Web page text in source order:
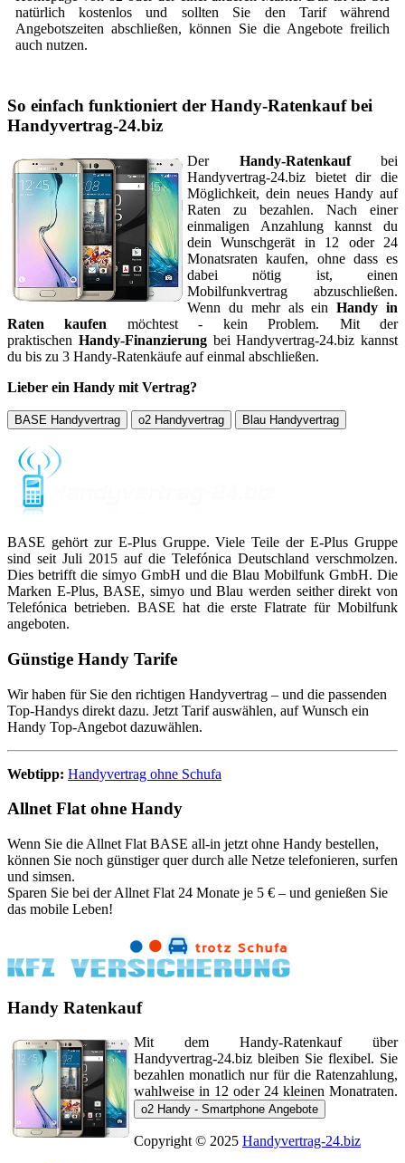
natürlich kostenlos und sollten Sie den Tarif während
Angebotszeiten abschließen, können Sie die Angebote freilich
auch nutzen.
So einfach funktioniert der Handy-Ratenkauf bei
Handyvertrag-24.biz
Der Handy-Ratenkaufbei
Handyvertrag-24.biz bietet dir die
Möglichkeit, dein neues Handy auf
Raten zu bezahlen. Nach einer
einmaligen Anzahlung kannst du
dein Wunschgerät in 12 oder 24
Monatsraten kaufen, ohne dass es
dabei nötig ist, einen
Mobilfunkvertrag abzuschließen.
Wenn du mehr als einHandy in
Raten kaufen möchtest - kein Problem. Mit der
praktischen Handy-Finanzierungbei Handyvertrag-24.biz kannst
du bis zu 3 Handy-Ratenkäufe auf einmal abschließen.
Lieber ein Handy mit Vertrag?
BASE Handyvertrag o2 Handyvertrag Blau Handyvertrag
BASE gehört zur E-Plus Gruppe. Viele Teile der E-Plus Gruppe
sind seit Juli 2015 auf die Telefónica Deutschland verschmolzen.
Dies betrifft die simyo GmbH und die Blau Mobilfunk GmbH. Die
Marken E-Plus, BASE, simyo und Blau werden seither direkt von
Telefónica betrieben. BASE hat die erste Flatrate für Mobilfunk
angeboten.
Günstige Handy Tarife
Wir haben für Sie den richtigen Handyvertrag – und die passenden
Top-Handys direkt dazu. Jetzt Tarif auswählen, auf Wunsch ein
Handy Top-Angebot dazuwählen.
Webtipp: Handyvertrag ohne Schufa
Allnet Flat ohne Handy
Wenn Sie die Allnet Flat BASE all-in jetzt ohne Handy bestellen,
können Sie noch günstiger quer durch alle Netze telefonieren, surfen
und simsen.
Sparen Sie bei der Allnet Flat 24 Monate je 5 € – und genießen Sie
das mobile Leben!
Handy Ratenkauf
Mit dem Handy-Ratenkauf über
Handyvertrag-24.biz bleiben Sie flexibel. Sie
bezahlen monatlich nur für die Ratenzahlung,
wahlweise in 12 oder 24 kleinen Monatraten.
o2 Handy - Smartphone Angebote
Copyright © 2025 Handyvertrag-24.biz